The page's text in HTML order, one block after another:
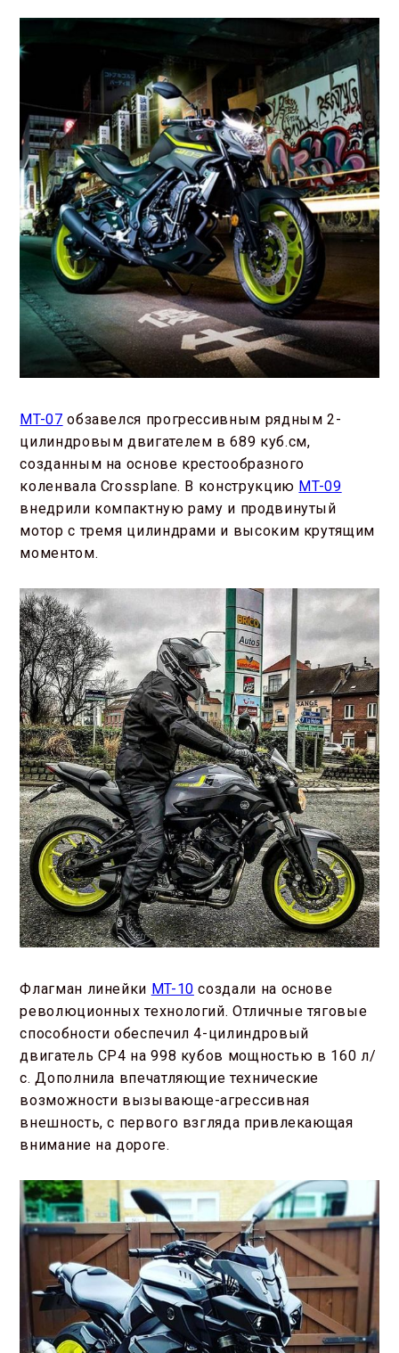
MT-07 обзавелся прогрессивным рядным 2-
цилиндровым двигателем в 689 куб.см,
созданным на основе крестообразного
коленвала Crossplane. В конструкцию MT-09
внедрили компактную раму и продвинутый
мотор с тремя цилиндрами и высоким крутящим
моментом.
Флагман линейки MT-10 создали на основе
революционных технологий. Отличные тяговые
способности обеспечил 4-цилиндровый
двигатель CP4 на 998 кубов мощностью в 160 л/
с. Дополнила впечатляющие технические
возможности вызывающе-агрессивная
внешность, с первого взгляда привлекающая
внимание на дороге.